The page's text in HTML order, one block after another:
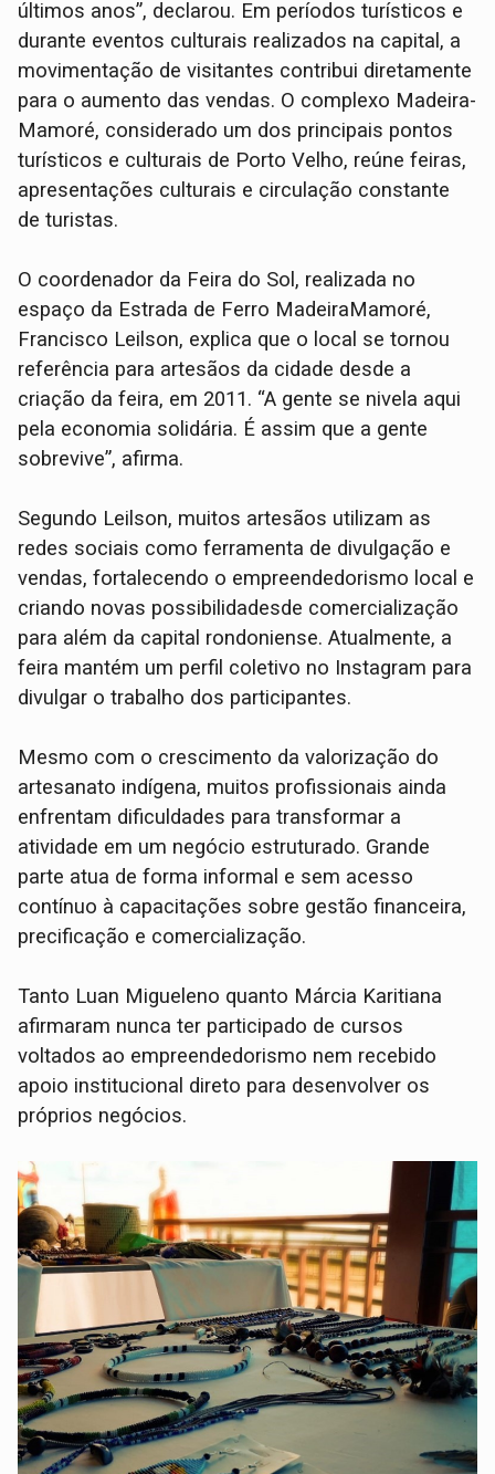
últimos anos”, declarou. Em períodos turísticos e
durante eventos culturais realizados na capital, a
movimentação de visitantes contribui diretamente
para o aumento das vendas. O complexo Madeira-
Mamoré, considerado um dos principais pontos
turísticos e culturais de Porto Velho, reúne feiras,
apresentações culturais e circulação constante
de turistas.
O coordenador da Feira do Sol, realizada no
espaço da Estrada de Ferro MadeiraMamoré,
Francisco Leilson, explica que o local se tornou
referência para artesãos da cidade desde a
criação da feira, em 2011. “A gente se nivela aqui
pela economia solidária. É assim que a gente
sobrevive”, afirma.
Segundo Leilson, muitos artesãos utilizam as
redes sociais como ferramenta de divulgação e
vendas, fortalecendo o empreendedorismo local e
criando novas possibilidadesde comercialização
para além da capital rondoniense. Atualmente, a
feira mantém um perfil coletivo no Instagram para
divulgar o trabalho dos participantes.
Mesmo com o crescimento da valorização do
artesanato indígena, muitos profissionais ainda
enfrentam dificuldades para transformar a
atividade em um negócio estruturado. Grande
parte atua de forma informal e sem acesso
contínuo à capacitações sobre gestão financeira,
precificação e comercialização.
Tanto Luan Migueleno quanto Márcia Karitiana
afirmaram nunca ter participado de cursos
voltados ao empreendedorismo nem recebido
apoio institucional direto para desenvolver os
próprios negócios.